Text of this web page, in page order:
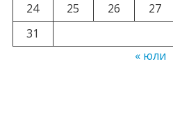
24
25 26 27
31
« юли